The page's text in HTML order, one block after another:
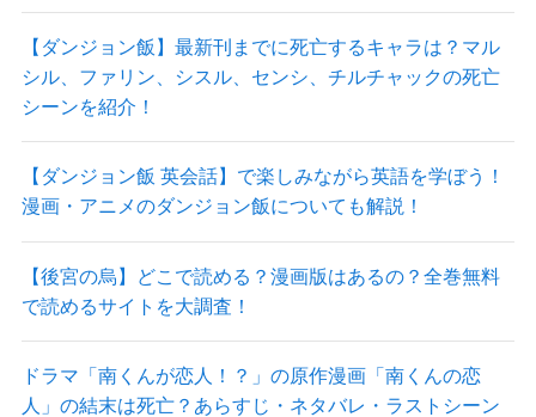
【ダンジョン飯】最新刊までに死亡するキャラは？マル
シル、ファリン、シスル、センシ、チルチャックの死亡
シーンを紹介！
【ダンジョン飯 英会話】で楽しみながら英語を学ぼう！
漫画・アニメのダンジョン飯についても解説！
【後宮の烏】どこで読める？漫画版はあるの？全巻無料
で読めるサイトを大調査！
ドラマ「南くんが恋人！？」の原作漫画「南くんの恋
人」の結末は死亡？あらすじ・ネタバレ・ラストシーン